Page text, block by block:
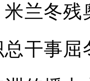
兰冬
干事